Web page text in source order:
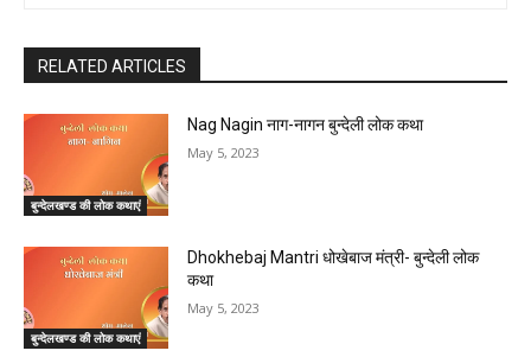
RELATED ARTICLES
बुन्देलखण्ड की लोक कथाएं
Nag Nagin नाग-नागन बुन्देली लोक कथा
May 5, 2023
बुन्देलखण्ड की लोक कथाएं
Dhokhebaj Mantri धोखेबाज मंत्री- बुन्देली लोक
कथा
May 5, 2023